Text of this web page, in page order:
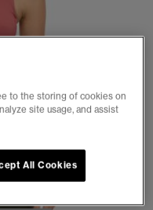
to the storing of cookies on
site usage, and assist
All Cookies